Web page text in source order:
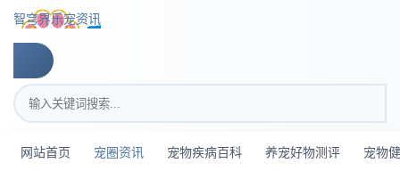
跳转到主要内容
智穹界乐宠资讯
搜索关键词
网站首页 宠圈资讯 宠物疾病百科 养宠好物测评 宠物